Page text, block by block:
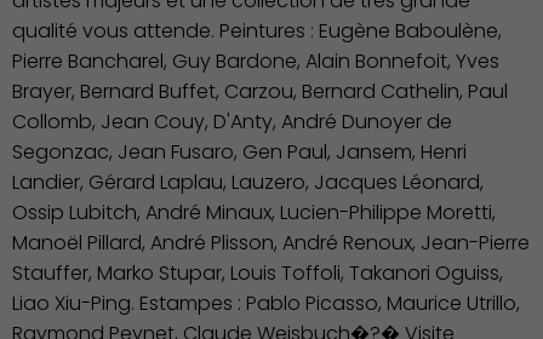
Économie Commerce
Emploi
qualité vous attende. Peintures : Eugène Baboulène,
Pierre Bancharel, Guy Bardone, Alain Bonnefoit, Yves
Brayer, Bernard Buffet, Carzou, Bernard Cathelin, Paul
Collomb, Jean Couy, D'Anty, André Dunoyer de
Segonzac, Jean Fusaro, Gen Paul, Jansem, Henri
Landier, Gérard Laplau, Lauzero, Jacques Léonard,
Ossip Lubitch, André Minaux, Lucien-Philippe Moretti,
Manoël Pillard, André Plisson, André Renoux, Jean-Pierre
Stauffer, Marko Stupar, Louis Toffoli, Takanori Oguiss,
Liao Xiu-Ping. Estampes : Pablo Picasso, Maurice Utrillo,
Raymond Peynet, Claude Weisbuch�?� Visite